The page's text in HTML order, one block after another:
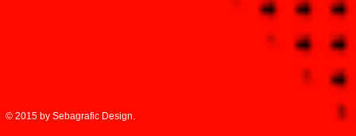
© 2015 by Sebagrafic Design.